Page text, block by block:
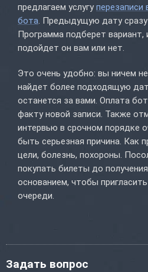
предлагаем услугу
бота. Предыдущую дату
Программа подберет вариант,
подойдет он вам или нет.
Это очень удобно: вы ничем
найдет более подходящую
останется за вами. Оплата
факту новой записи. Также
интервью в срочном порядке
быть серьезная причина. Как
цели, болезнь, похороны.
покупать билеты до
основанием, чтобы
очереди.
Задать вопрос